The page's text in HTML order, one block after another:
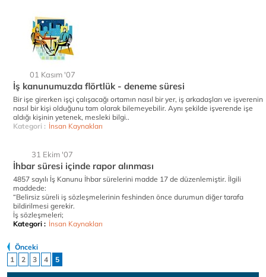
01 Kasım '07
İş kanunumuzda flörtlük - deneme süresi
Bir işe girerken işçi çalışacağı ortamın nasıl bir yer, iş arkadaşları ve işverenin
nasıl bir kişi olduğunu tam olarak bilemeyebilir. Aynı şekilde işverende işe
aldığı kişinin yetenek, mesleki bilgi..
Kategori : İnsan Kaynakları
31 Ekim '07
İhbar süresi içinde rapor alınması
4857 sayılı İş Kanunu İhbar sürelerini madde 17 de düzenlemiştir. İlgili
maddede:
“Belirsiz süreli iş sözleşmelerinin feshinden önce durumun diğer tarafa
bildirilmesi gerekir.
İş sözleşmeleri;
Kategori : İnsan Kaynakları
Önceki
1
2 3 4 5